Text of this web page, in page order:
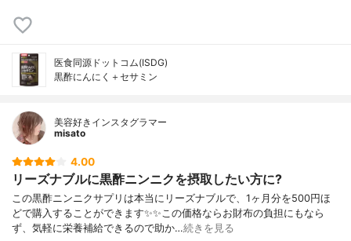
医食同源ドットコム(ISDG)
黒酢にんにく＋セサミン
美容好きインスタグラマー
misato
4.00
リーズナブルに黒酢ニンニクを摂取したい方に?
この黒酢ニンニクサプリは本当にリーズナブルで、1ヶ月分を500円ほ
どで購入することができます✨✨この価格ならお財布の負担にもなら
ず、気軽に栄養補給できるので助か…続きを見る